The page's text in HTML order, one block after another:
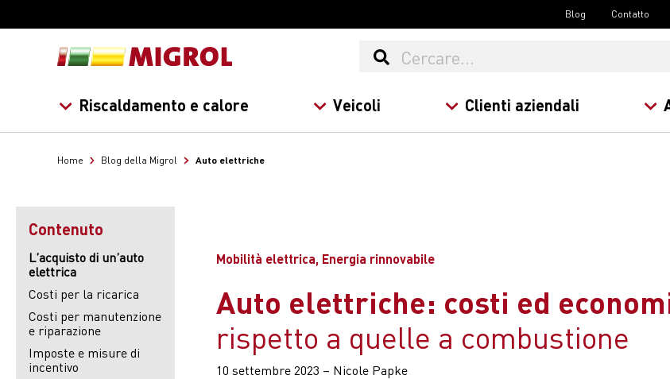
Blog Contatto
Riscaldamento e calore Veicoli Clienti aziendali
Home Blog della Migrol Auto elettriche
Contenuto
L’acquisto di un’auto
elettrica
Costi per la ricarica
Costi per manutenzione
e riparazione
Imposte e misure di
incentivo
Mobilità elettrica, Energia rinnovabile
Auto elettriche: costi ed
rispetto a quelle a combustione
10 settembre 2023 – Nicole Papke